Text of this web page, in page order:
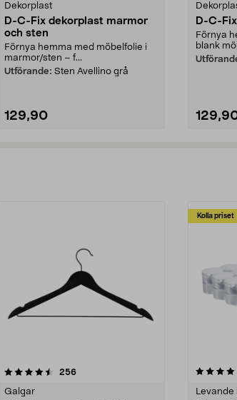
Dekorplast
D-C-Fix dekorplast marmor
och sten
Förnya hemma med möbelfolie i
marmor/sten – f...
Utförande: Sten Avellino grå
129,90
D-C-
Förnya
blank
256recensioner
Galgar
Kolla priset
4.0av 5 stjärnor
Levande